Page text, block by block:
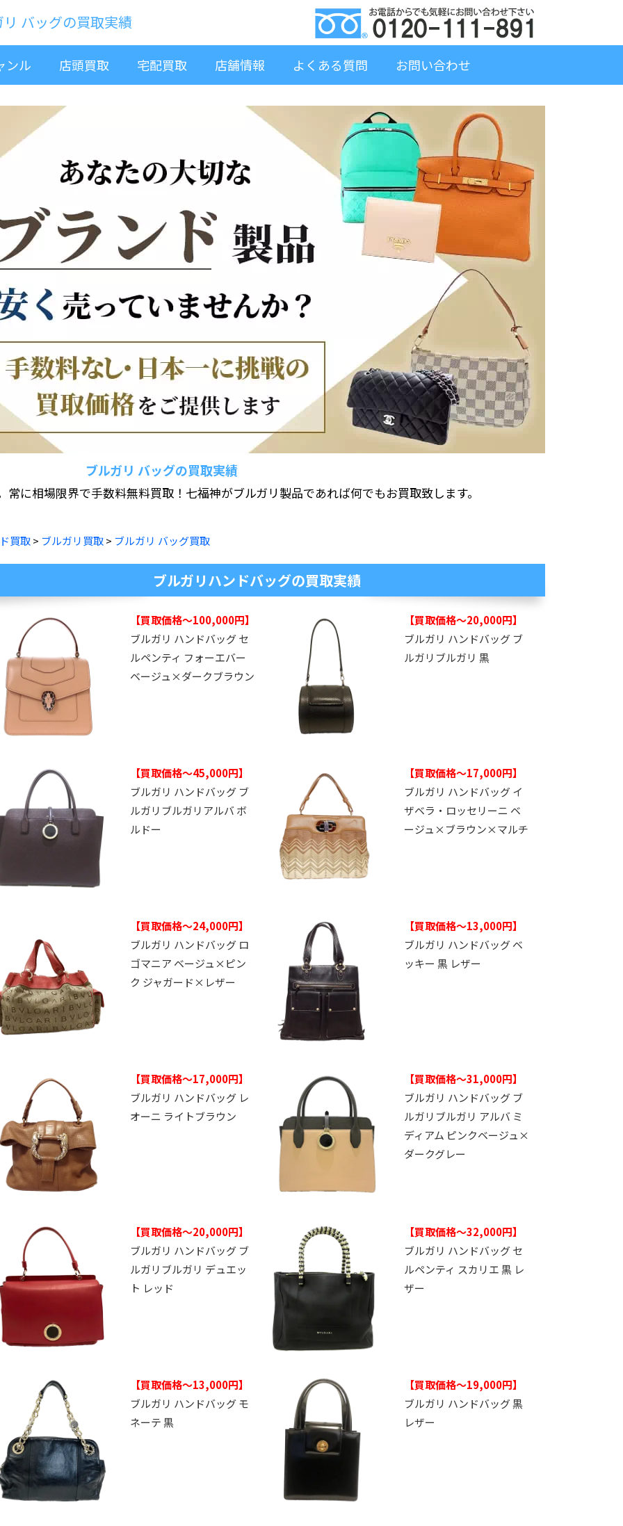
バッグの買取実績
ンル 店頭買取 宅配買取 店舗情報 よくある質問 お問い合わせ
ブルガリ バッグの買取実績
に相場限界で手数料無料買取！七福神がブルガリ製品であれば何でもお買取致します。
買取> ブルガリ買取> ブルガリ バッグ買取
ブルガリハンドバッグの買取実績
【買取価格～100,000円】
ブルガリ ハンドバッグ セ
ルペンティ フォーエバー
ベージュ×ダークブラウン
【買取価格～20,000円】
ブルガリ ハンドバッグ ブ
ルガリブルガリ 黒
【買取価格～45,000円】
ブルガリ ハンドバッグ ブ
ルガリブルガリアルバ ボ
ルドー
【買取価格～17,000円】
ブルガリ ハンドバッグ イ
ザベラ・ロッセリーニ ベ
ージュ×ブラウン×マルチ
【買取価格～24,000円】
ブルガリ ハンドバッグ ロ
ゴマニア ベージュ×ピン
ク ジャガード×レザー
【買取価格～13,000円】
ブルガリ ハンドバッグ ベ
ッキー 黒 レザー
【買取価格～17,000円】
ブルガリ ハンドバッグ レ
オーニ ライトブラウン
【買取価格～31,000円】
ブルガリ ハンドバッグ ブ
ルガリブルガリ アルバ ミ
ディアム ピンクベージュ×
ダークグレー
【買取価格～20,000円】
ブルガリ ハンドバッグ ブ
ルガリブルガリ デュエッ
ト レッド
【買取価格～32,000円】
ブルガリ ハンドバッグ セ
ルペンティ スカリエ 黒 レ
ザー
【買取価格～13,000円】
ブルガリ ハンドバッグ モ
ネーテ 黒
【買取価格～19,000円】
ブルガリ ハンドバッグ 黒
レザー